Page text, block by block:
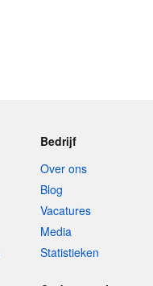
Bedrijf
Over ons
Blog
Vacatures
Media
Statistieken